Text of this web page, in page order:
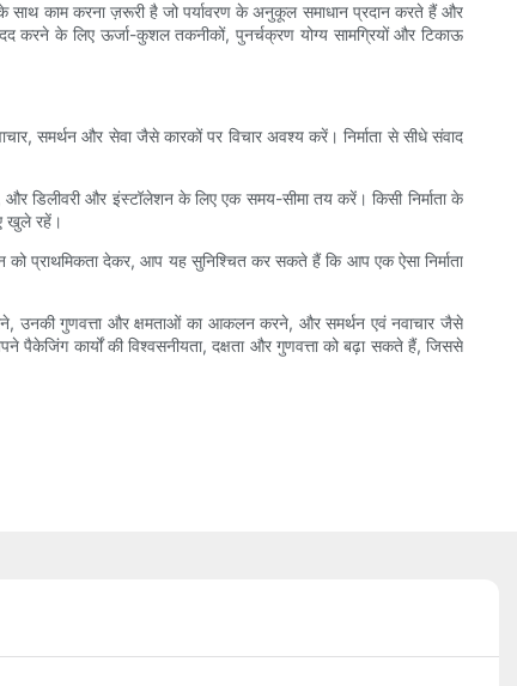
के साथ काम करना ज़रूरी है जो पर्यावरण के अनुकूल समाधान प्रदान करते हैं और
करने के लिए ऊर्जा-कुशल तकनीकों, पुनर्चक्रण योग्य सामग्रियों और टिकाऊ
समर्थन और सेवा जैसे कारकों पर विचार अवश्य करें। निर्माता से सीधे संवाद
डिलीवरी और इंस्टॉलेशन के लिए एक समय-सीमा तय करें। किसी निर्माता के
खुले रहें।
को प्राथमिकता देकर, आप यह सुनिश्चित कर सकते हैं कि आप एक ऐसा निर्माता
उनकी गुणवत्ता और क्षमताओं का आकलन करने, और समर्थन एवं नवाचार जैसे
कार्यों की विश्वसनीयता, दक्षता और गुणवत्ता को बढ़ा सकते हैं, जिससे